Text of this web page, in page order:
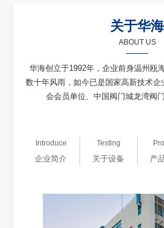
关于华海
ABOUT US
华海创立于1992年，企业前身温州瓯
数十年风雨，如今已是国家高新技术
会会员单位、中国阀门城龙湾阀
Introduce
企业简介
Testing
关于设备 产